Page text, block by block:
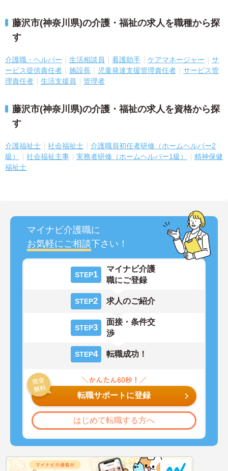
藤沢市(神奈川県)の介護・福祉の求人を職種から探
す
介護職・ヘルパー 生活相談員 看護助手 ケアマネージャー
サ
ービス提供責任者
施設長 児童発達支援管理責任者
サービス管
理責任者
生活支援員 管理者
藤沢市(神奈川県)の介護・福祉の求人を資格から探
す
介護福祉士 社会福祉士
介護職員初任者研修（ホームヘルパー2
級）
社会福祉主事 実務者研修（ホームヘルパー1級）
精神保健
福祉士
マイナビ介護職に
お気軽にご相談下さい！
STEP1
マイナビ介護
職にご登録
STEP2 求人のご紹介
STEP3
面接・条件交
渉
STEP4 転職成功！
転職サポートに登録
はじめて転職する方へ